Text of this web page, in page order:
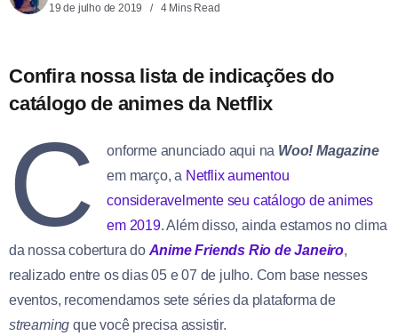
19 de julho de 2019 4 Mins Read
Confira nossa lista de indicações do
catálogo de animes da Netflix
C onforme anunciado aqui na Woo! Magazine
em março, a Netflix aumentou
consideravelmente seu catálogo de animes
em 2019. Além disso, ainda estamos no clima
da nossa cobertura do Anime Friends Rio de Janeiro,
realizado entre os dias 05 e 07 de julho. Com base nesses
eventos, recomendamos sete séries da plataforma de
streaming que você precisa assistir.